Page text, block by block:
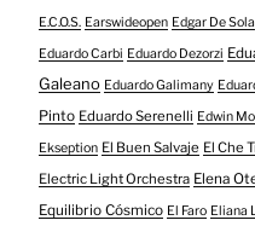
E.C.O.S. Earswideopen Edgar De Sola
Eduardo Carbi Eduardo Dezorzi
Galeano Eduardo Galimany
Pinto Eduardo Serenelli Edwin
Ekseption El Buen Salvaje El Che
Electric Light Orchestra Elena
Equilibrio Cósmico El Faro Eliana